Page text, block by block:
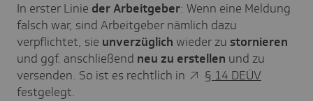
In erster Linie der Arbeitgeber: Wenn eine Meldung
falsch war, sind Arbeitgeber nämlich dazu
verpflichtet, sie unverzüglich wieder zu stornieren
und ggf. anschließend neu zu erstellen und zu
versenden. So ist es rechtlich in
§ 14 DEÜV
festgelegt.